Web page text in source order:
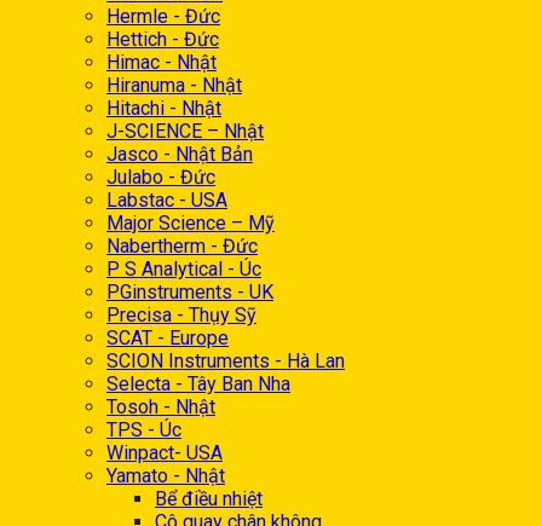
Hermle - Đức
Hettich - Đức
Himac - Nhật
Hiranuma - Nhật
Hitachi - Nhật
J-SCIENCE – Nhật
Jasco - Nhật Bản
Julabo - Đức
Labstac - USA
Major Science – Mỹ
Nabertherm - Đức
P S Analytical - Úc
PGinstruments - UK
Precisa - Thụy Sỹ
SCAT - Europe
SCION Instruments - Hà Lan
Selecta - Tây Ban Nha
Tosoh - Nhật
TPS - Úc
Winpact- USA
Yamato - Nhật
Bể điều nhiệt